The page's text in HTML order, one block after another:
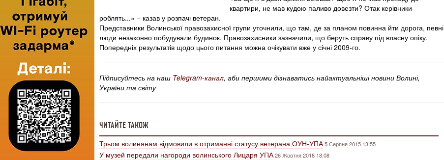
квартири, не мав кудою паливо довезти? Отак керівники
роблять...» – казав у розпачі ветеран.
Представники Волинської правозахисної групи уточнили, що там, де за планом повинна йти дорога, певні
люди незаконно побудували будинок. Правозахисники зазначили, що беруть справу під власну опіку.
Попередніх результатів щодо цього питання можна очікувати вже у січні 2009-го.
Підписуйтесь на наш Telegram-канал, аби першими дізнаватись найактуальніші новини Волині,
України та світу
ЧИТАЙТЕ ТАКОЖ
Трьом волинянам відмовили в отриманні статусу ветерана ОУН-УПА5 Серпня 2015 13:55
У музей передали нагороди волинського Лицаря УПА26 Жовтня 2018 18:08